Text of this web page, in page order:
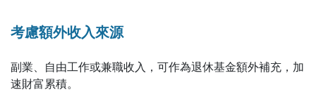
考慮額外收入來源
副業、自由工作或兼職收入，可作為退休基金額外補充，加
速財富累積。